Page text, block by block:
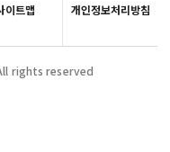
이트맵 개인정보처리방침
rights reserved